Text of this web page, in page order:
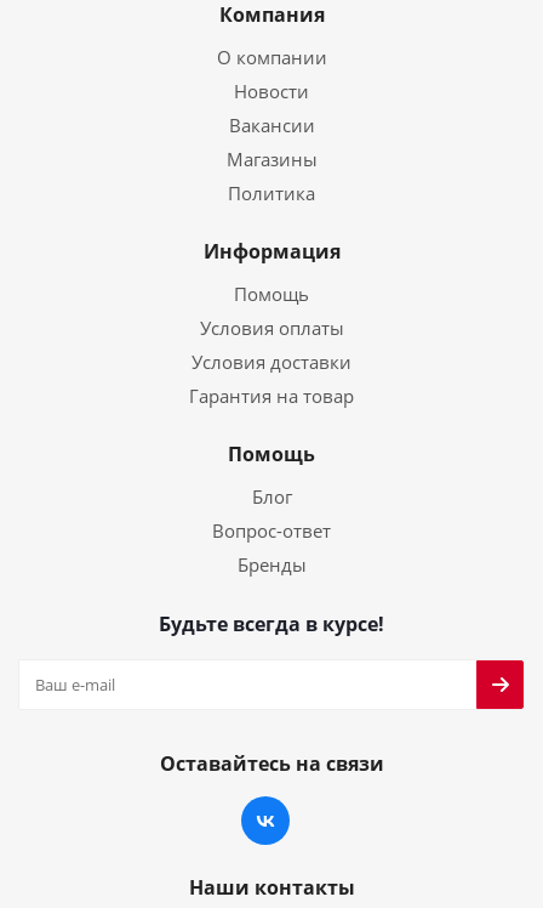
Компания
О компании
Новости
Вакансии
Магазины
Политика
Информация
Помощь
Условия оплаты
Условия доставки
Гарантия на товар
Помощь
Блог
Вопрос-ответ
Бренды
Будьте всегда в курсе!
Оставайтесь на связи
Наши контакты